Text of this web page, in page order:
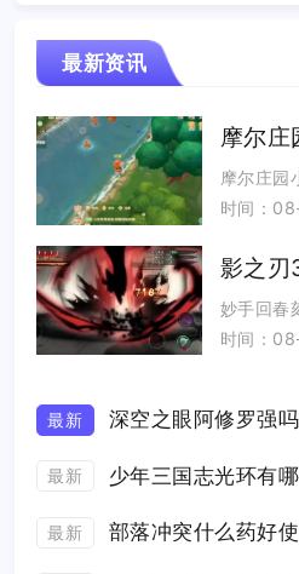
最新资讯
摩尔庄
时间：
时间：
最新 深空之眼阿修罗强吗
最新 少年三国志光环有
最新 部落冲突什么药好使